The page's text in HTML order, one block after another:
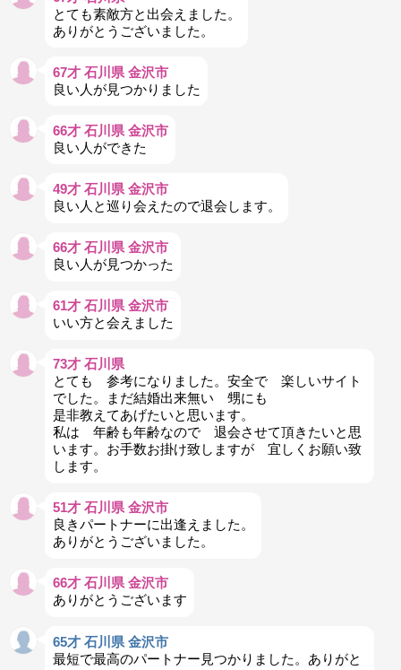
とても素敵方と出会えました。
ありがとうございました。
67才 石川県 金沢市
良い人が見つかりました
66才 石川県 金沢市
良い人ができた
49才 石川県 金沢市
良い人と巡り会えたので退会します。
66才 石川県 金沢市
良い人が見つかった
61才 石川県 金沢市
いい方と会えました
73才 石川県
とても 参考になりました。安全で 楽しいサイト
でした。まだ結婚出来無い 甥にも
是非教えてあげたいと思います。
私は 年齢も年齢なので 退会させて頂きたいと思
います。お手数お掛け致しますが 宜しくお願い致
します。
51才 石川県 金沢市
良きパートナーに出逢えました。
ありがとうございました。
66才 石川県 金沢市
ありがとうございます
65才 石川県 金沢市
最短で最高のパートナー見つかりました。ありがと